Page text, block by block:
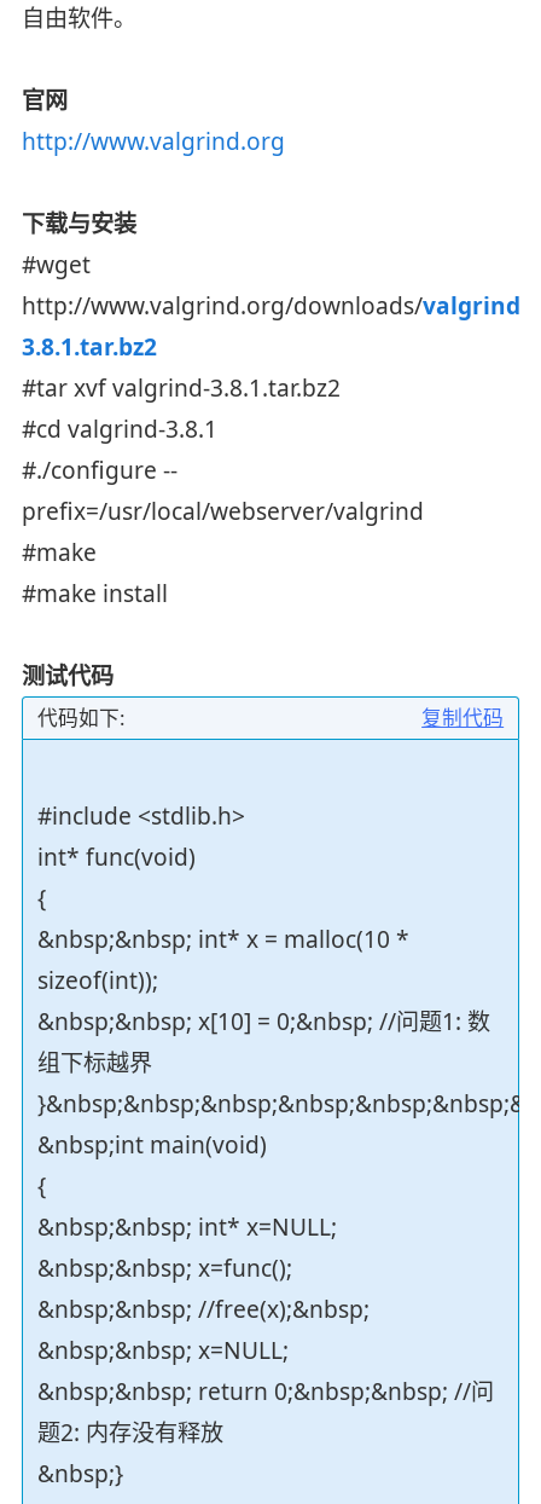
自由软件。
官网
http://www.valgrind.org
下载与安装
#wget
http://www.valgrind.org/downloads/valgrind-
3.8.1.tar.bz2
#tar xvf valgrind-3.8.1.tar.bz2
#cd valgrind-3.8.1
#./configure --
prefix=/usr/local/webserver/valgrind
#make
#make install
测试代码
复制代码
代码如下:
#include <stdlib.h>
int* func(void)
{
&nbsp;&nbsp; int* x = malloc(10 *
sizeof(int));
&nbsp;&nbsp; x[10] = 0;&nbsp; //问题1: 数
组下标越界
&nbsp;int main(void)
{
&nbsp;&nbsp; int* x=NULL;
&nbsp;&nbsp; x=func();
&nbsp;&nbsp; //free(x);&nbsp;
&nbsp;&nbsp; x=NULL;
&nbsp;&nbsp; return 0;&nbsp;&nbsp; //问
题2: 内存没有释放
&nbsp;}